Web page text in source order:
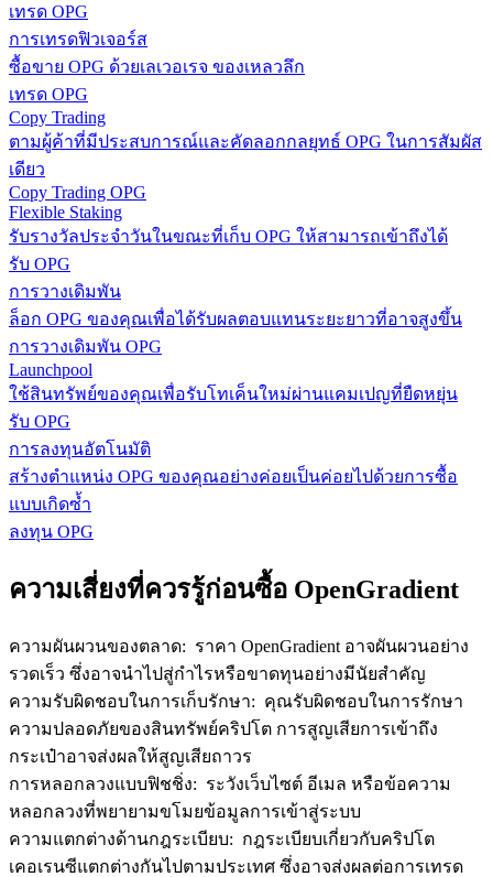
เทรด OPG
การเทรดฟิวเจอร์ส
ซื้อขาย OPG ด้วยเลเวอเรจ ของเหลวลึก
เทรด OPG
Copy Trading
ตามผู้ค้าที่มีประสบการณ์และคัดลอกกลยุทธ์ OPG ในการสัมผัส
เดียว
Copy Trading OPG
Flexible Staking
รับรางวัลประจำวันในขณะที่เก็บ OPG ให้สามารถเข้าถึงได้
รับ OPG
การวางเดิมพัน
ล็อก OPG ของคุณเพื่อได้รับผลตอบแทนระยะยาวที่อาจสูงขึ้น
การวางเดิมพัน OPG
Launchpool
ใช้สินทรัพย์ของคุณเพื่อรับโทเค็นใหม่ผ่านแคมเปญที่ยืดหยุ่น
รับ OPG
การลงทุนอัตโนมัติ
สร้างตำแหน่ง OPG ของคุณอย่างค่อยเป็นค่อยไปด้วยการซื้อ
แบบเกิดซ้ำ
ลงทุน OPG
ความเสี่ยงที่ควรรู้ก่อนซื้อ OpenGradient
ความผันผวนของตลาด: ราคา OpenGradient อาจผันผวนอย่าง
รวดเร็ว ซึ่งอาจนำไปสู่กำไรหรือขาดทุนอย่างมีนัยสำคัญ
ความรับผิดชอบในการเก็บรักษา: คุณรับผิดชอบในการรักษา
ความปลอดภัยของสินทรัพย์คริปโต การสูญเสียการเข้าถึง
กระเป๋าอาจส่งผลให้สูญเสียถาวร
การหลอกลวงแบบฟิชชิ่ง: ระวังเว็บไซต์ อีเมล หรือข้อความ
หลอกลวงที่พยายามขโมยข้อมูลการเข้าสู่ระบบ
ความแตกต่างด้านกฎระเบียบ: กฎระเบียบเกี่ยวกับคริปโต
เคอเรนซีแตกต่างกันไปตามประเทศ ซึ่งอาจส่งผลต่อการเทรด